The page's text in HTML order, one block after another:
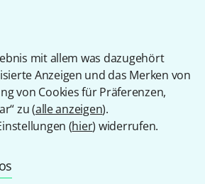
mit allem was dazugehört
Anzeigen und das Merken von
von Cookies für Präferenzen,
zu (alle anzeigen).
(hier) widerrufen.